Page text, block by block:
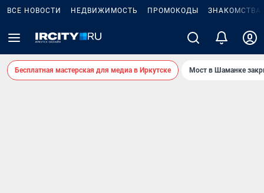
ВСЕ НОВОСТИ НЕДВИЖИМОСТЬ ПРОМОКОДЫ ЗНАКОМСТВА
Бесплатная мастерская для медиа в Иркутске Мост в Шаманке